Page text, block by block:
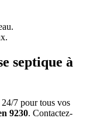
septique à
7 pour tous vos
9230. Contactez-